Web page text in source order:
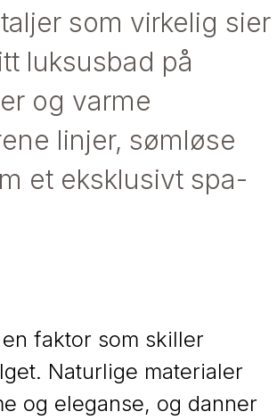
som virkelig sier
luksusbad på
og varme
linjer, sømløse
et eksklusivt spa-
faktor som skiller
Naturlige materialer
og eleganse, og danner